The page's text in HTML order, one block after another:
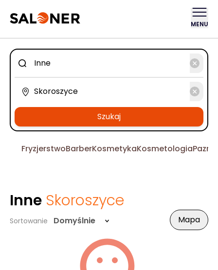
MENU
Szukaj
FryzjerstwoBarberKosmetykaKosmetologia
Inne Skoroszyce
Sortowanie Domyślnie Mapa